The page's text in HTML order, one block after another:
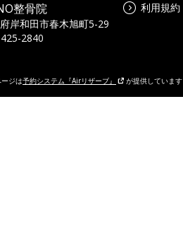
整骨院
岸和田市春木旭町5-29
2840
利用規約
ジは予約システム『Airリザーブ』 が提供しています